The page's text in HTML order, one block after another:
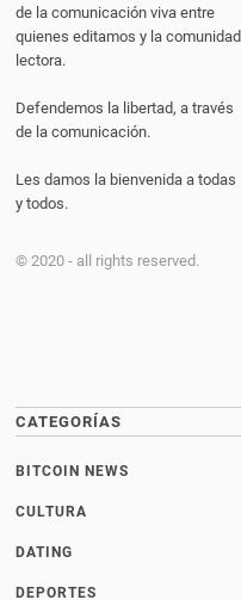
de la comunicación viva entre
quienes editamos y la comunidad
lectora.
Defendemos la libertad, a través
de la comunicación.
Les damos la bienvenida a todas
y todos.
© 2020 - all rights reserved.
CATEGORÍAS
BITCOIN NEWS
CULTURA
DATING
DEPORTES